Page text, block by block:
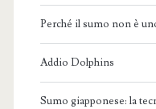
Perché il sumo non è
Addio Dolphins
Sumo giapponese: la